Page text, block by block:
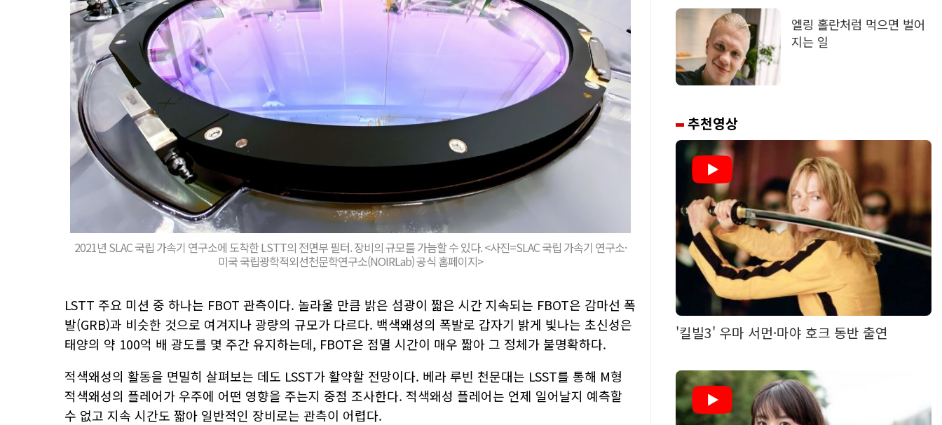
2021년 SLAC 국립 가속기 연구소에 도착한 LSTT의 전면부 필터. 장비의 규모를 가늠할 수 있다. <사진=SLAC 국립 가속기 연구소·
미국 국립광학적외선천문학연구소(NOIRLab) 공식 홈페이지>
LSTT 주요 미션 중 하나는 FBOT 관측이다. 놀라울 만큼 밝은 섬광이 짧은 시간 지속되는 FBOT은 감마선 폭
발(GRB)과 비슷한 것으로 여겨지나 광량의 규모가 다르다. 백색왜성의 폭발로 갑자기 밝게 빛나는 초신성은
태양의 약 100억 배 광도를 몇 주간 유지하는데, FBOT은 점멸 시간이 매우 짧아 그 정체가 불명확하다.
적색왜성의 활동을 면밀히 살펴보는 데도 LSST가 활약할 전망이다. 베라 루빈 천문대는 LSST를 통해 M형
적색왜성의 플레어가 우주에 어떤 영향을 주는지 중점 조사한다. 적색왜성 플레어는 언제 일어날지 예측할
수 없고 지속 시간도 짧아 일반적인 장비로는 관측이 어렵다.
엘링 홀란처럼 먹으면 벌어
지는 일
추천영상
'킬빌3' 우마 서먼·마야 호크 동반 출연